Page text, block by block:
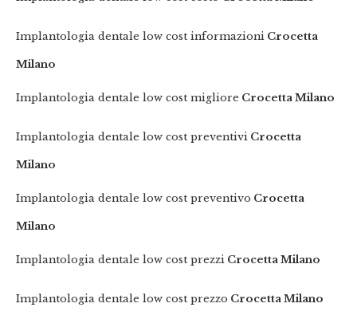
Implantologia dentale low cost informazioni Crocetta
Milano
Implantologia dentale low cost migliore Crocetta Milano
Implantologia dentale low cost preventivi Crocetta
Milano
Implantologia dentale low cost preventivo Crocetta
Milano
Implantologia dentale low cost prezzi Crocetta Milano
Implantologia dentale low cost prezzo Crocetta Milano